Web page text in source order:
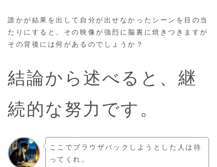
誰かが結果を出して自分が出せなかったシーンを目の当
たりにすると、その映像が強烈に脳裏に焼きつきますが
その背後には何があるのでしょうか？
結論から述べると、継
続的な努力です。
ここでブラウザバックしようとした人は待
ってくれ。